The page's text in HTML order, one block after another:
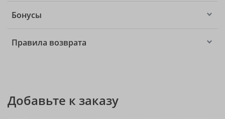
Бонусы
Правила возврата
Добавьте к заказу